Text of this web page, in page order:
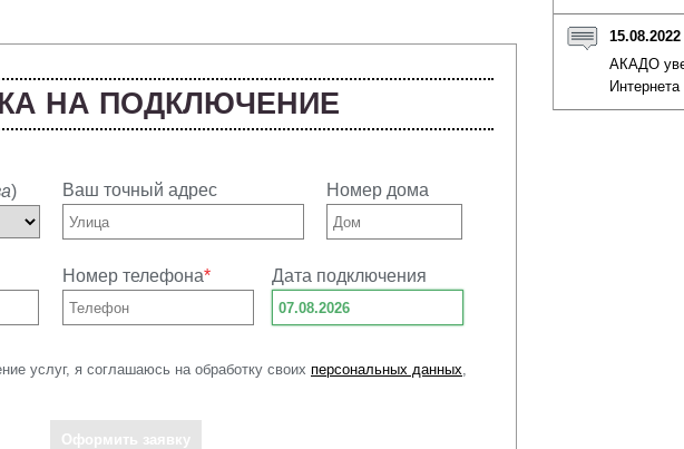
15.08.2022
АКАДО
НА ПОДКЛЮЧЕНИЕ
) Ваш точный адрес Номер дома
Номер телефона* Дата подключения
услуг, я соглашаюсь на обработку своих персональных данных,